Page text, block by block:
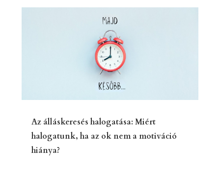
Az álláskeresés halogatása: Miért
halogatunk, ha az ok nem a motiváció
hiánya?